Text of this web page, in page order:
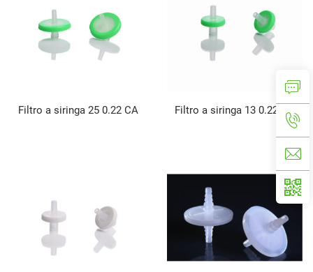
Filtro a siringa 25 0.22 CA Filtro a siringa 13 0.22 CA